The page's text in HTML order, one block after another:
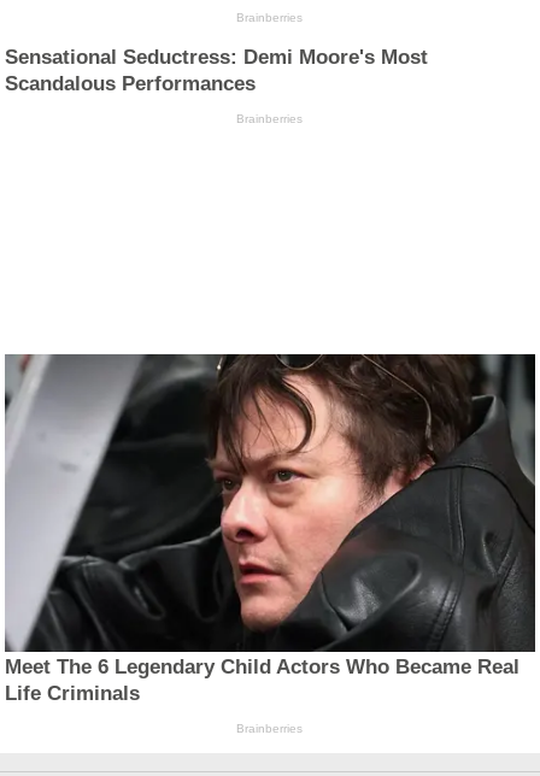
Brainberries
Sensational Seductress: Demi Moore's Most
Scandalous Performances
Brainberries
Meet The 6 Legendary Child Actors Who Became Real
Life Criminals
Brainberries